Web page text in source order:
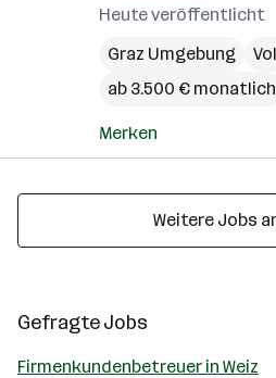
Heute veröffentlicht
Graz Umgebung
ab 3.500 € monatlich
Merken
Weitere Jobs
Gefragte Jobs
Firmenkundenbetreuer in Weiz